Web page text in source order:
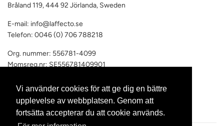
Vi använder cookies för att ge dig en bättre
upplevelse av webbplatsen. Genom att
fortsätta accepterar du att cookie används.
Bråland 119, 444 92 Jörlanda, Sweden
E-mail: info@laffecto.se
Telefon: 0046 (0) 706 788218
Org. nummer: 556781-4099
Momsreg.nr: SE556781409901